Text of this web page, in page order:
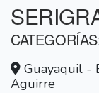
Guayaquil -
Aguirre